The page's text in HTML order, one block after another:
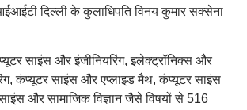
दिल्ली के कुलाधिपति विनय कुमार सक्सेना
साइंस और इंजीनियरिंग, इलेक्ट्रॉनिक्स और
कंप्यूटर साइंस और एप्लाइड मैथ, कंप्यूटर साइंस
और सामाजिक विज्ञान जैसे विषयों से 516